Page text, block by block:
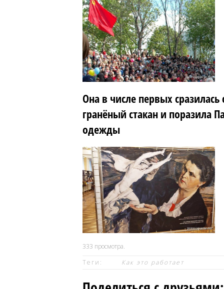
Она в числе первых
гранёный стакан и поразила
одежды
333 просмотра.
Теги:
Как это работает